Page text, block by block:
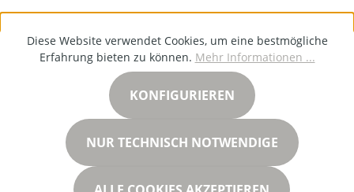
Diese Website verwendet Cookies, um eine bestmögliche
Erfahrung bieten zu können. Mehr Informationen ...
NUR TECHNISCH NOTWENDIGE
KONFIGURIEREN